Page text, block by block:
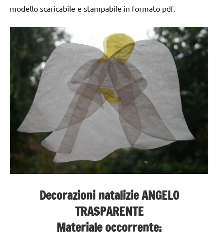
modello scaricabile e stampabile in formato pdf.
Decorazioni natalizie ANGELO
TRASPARENTE
Materiale occorrente: